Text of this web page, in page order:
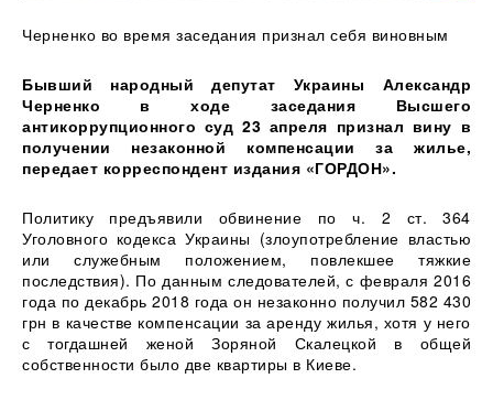
Черненко во время заседания признал себя виновным
Бывший народный депутат Украины Александр
Черненко в ходе заседания Высшего
антикоррупционного суд 23 апреля признал вину в
получении незаконной компенсации за жилье,
передает корреспондент издания «ГОРДОН».
Политику предъявили обвинение по ч. 2 ст. 364
Уголовного кодекса Украины (злоупотребление властью
или служебным положением, повлекшее тяжкие
последствия). По данным следователей, с февраля 2016
года по декабрь 2018 года он незаконно получил 582 430
грн в качестве компенсации за аренду жилья, хотя у него
с тогдашней женой Зоряной Скалецкой в общей
собственности было две квартиры в Киеве.